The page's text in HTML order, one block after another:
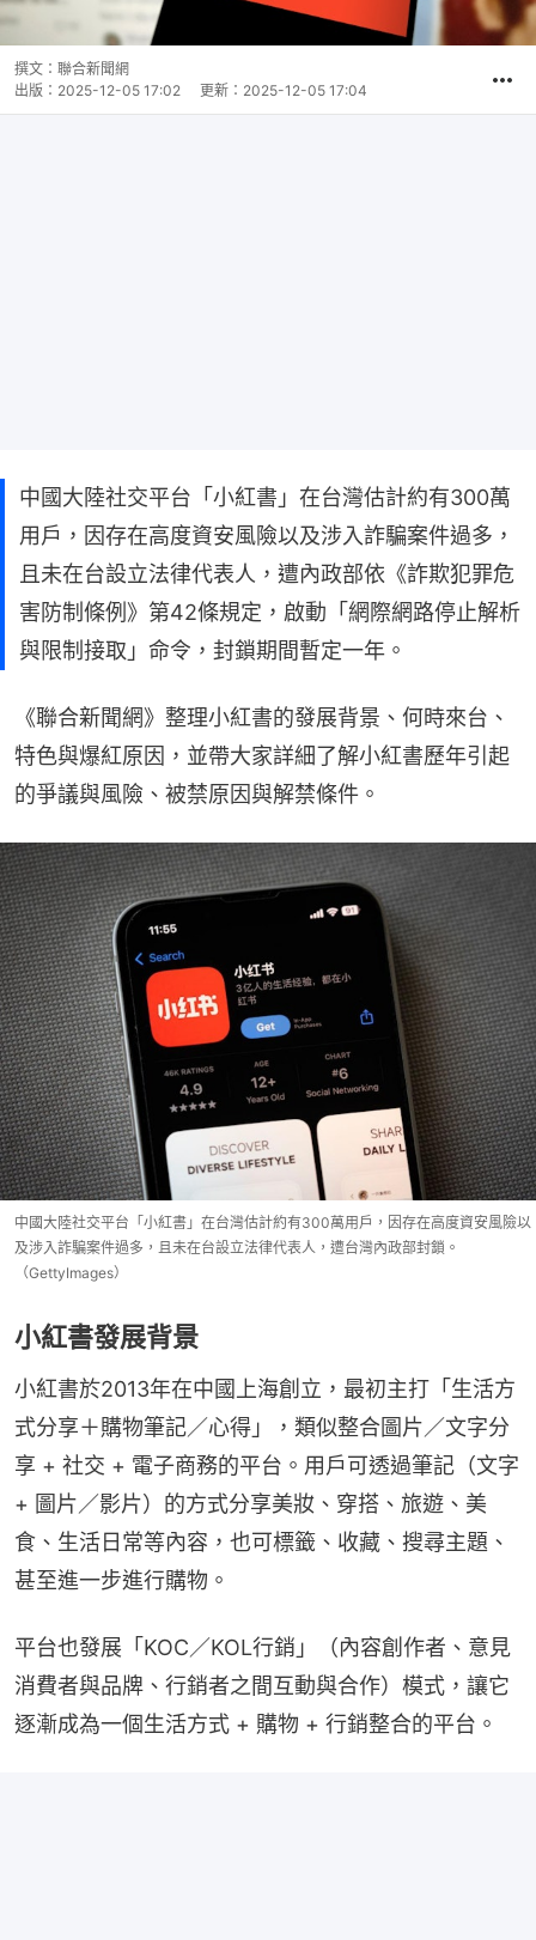
撰文： 聯合新聞網
出版： 2025-12-05 17:02 更新： 2025-12-05 17:04
中國大陸社交平台「小紅書」在台灣估計約有300萬
用戶，因存在高度資安風險以及涉入詐騙案件過多，
且未在台設立法律代表人，遭內政部依《詐欺犯罪危
害防制條例》第42條規定，啟動「網際網路停止解析
與限制接取」命令，封鎖期間暫定一年。
《聯合新聞網》整理小紅書的發展背景、何時來台、
特色與爆紅原因，並帶大家詳細了解小紅書歷年引起
的爭議與風險、被禁原因與解禁條件。
中國大陸社交平台「小紅書」在台灣估計約有300萬用戶，因存在高度資安風險以
及涉入詐騙案件過多，且未在台設立法律代表人，遭台灣內政部封鎖。
（GettyImages）
小紅書發展背景
小紅書於2013年在中國上海創立，最初主打「生活方
式分享＋購物筆記／心得」，類似整合圖片／文字分
享 + 社交 + 電子商務的平台。用戶可透過筆記（文字
+ 圖片／影片）的方式分享美妝、穿搭、旅遊、美
食、生活日常等內容，也可標籤、收藏、搜尋主題、
甚至進一步進行購物。
平台也發展「KOC／KOL行銷」（內容創作者、意見
消費者與品牌、行銷者之間互動與合作）模式，讓它
逐漸成為一個生活方式 + 購物 + 行銷整合的平台。